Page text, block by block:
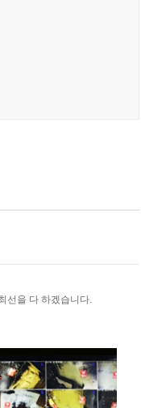
선을 다 하겠습니다.